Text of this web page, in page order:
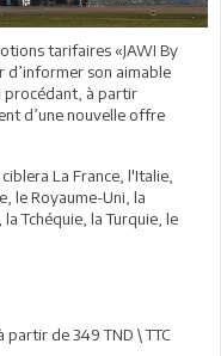
tarifaires «JAWI By
d’informer son aimable
procédant, à partir
d’une nouvelle offre
La France, l'Italie,
le Royaume-Uni, la
Tchéquie, la Turquie, le
de 349 TND \ TTC